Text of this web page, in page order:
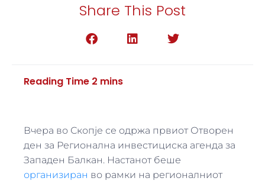
Share This Post
Вчера во Скопје се одржа првиот Отворен
ден за Регионална инвестициска агенда за
Западен Балкан. Настанот беше
организиран во рамки на регионалниот